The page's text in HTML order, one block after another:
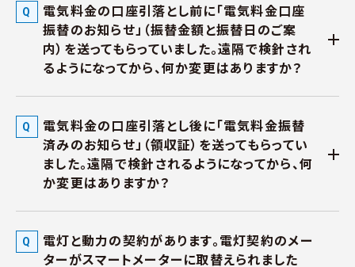
電気料金の口座引落とし前に「電気料金口座
振替のお知らせ」（振替金額と振替日のご案
内）を送ってもらっていました。遠隔で検針され
るようになってから、何か変更はありますか？
電気料金の口座引落とし後に「電気料金振替
済みのお知らせ」（領収証）を送ってもらってい
ました。遠隔で検針されるようになってから、何
か変更はありますか？
電灯と動力の契約があります。電灯契約のメー
ターがスマートメーターに取替えられました